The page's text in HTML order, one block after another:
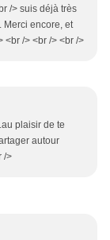
/> suis déjà très
Merci encore, et
<br /> <br /> <br />
plaisir de te
autour
/>